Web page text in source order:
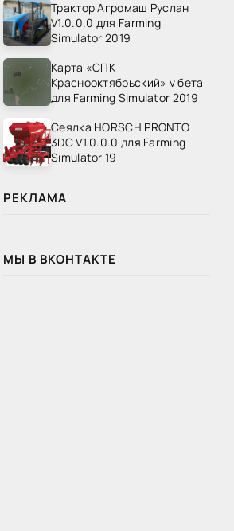
Трактор Агромаш Руслан
V1.0.0.0 для Farming
Simulator 2019
Карта «СПК
Краснооктябрьский» v бета
для Farming Simulator 2019
Сеялка HORSCH PRONTO
3DC V1.0.0.0 для Farming
Simulator 19
РЕКЛАМА
МЫ В ВКОНТАКТЕ